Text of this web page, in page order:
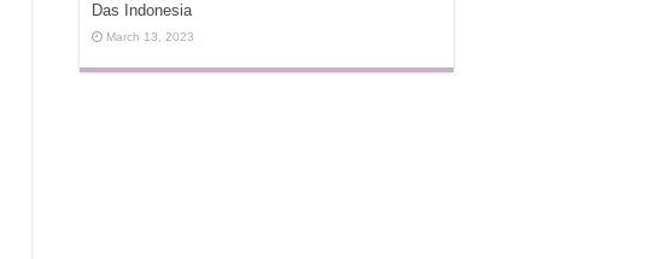
Das Indonesia
March 13, 2023